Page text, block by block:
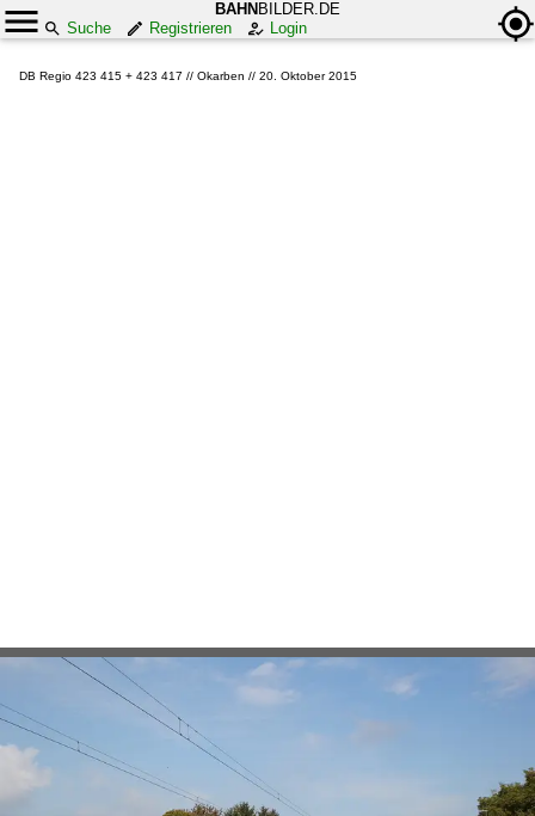
BAHN BILDER.DE
Suche
Registrieren Login
DB Regio 423 415 + 423 417 // Okarben // 20. Oktober 2015